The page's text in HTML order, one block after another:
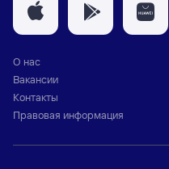
О нас
Вакансии
Контакты
Правовая информация